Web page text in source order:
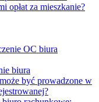
opłat za mieszkanie?
OC biura
biura
być prowadzone w